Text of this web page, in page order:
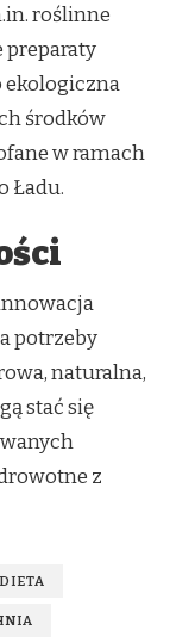
roślinne
ekologiczna
środków
w ramach
Ładu.
potrzeby
naturalna,
stać się
z
DIETA